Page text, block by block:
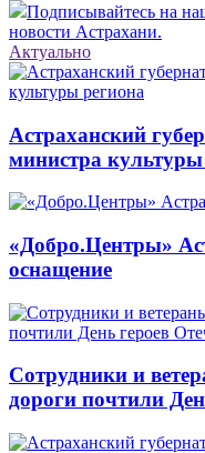
Подписывайтесь на
новости Астрахани.
Актуально
Астраханский
министра культуры
«Добро.Центры»
оснащение
Сотрудники и
дороги почтили